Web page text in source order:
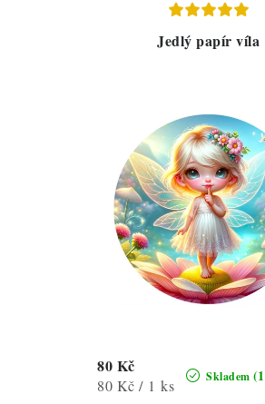
Jedlý papír víla
Skladem
80 Kč
Měrná
80 Kč / 1 ks